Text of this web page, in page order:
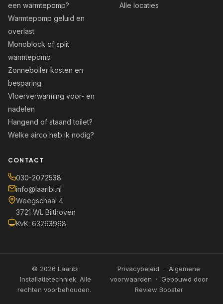
een warmtepomp?
Warmtepomp geluid en
overlast
Monoblock of split
warmtepomp
Zonneboiler kosten en
besparing
Vloerverwarming voor- en
nadelen
Hangend of staand toilet?
Welke airco heb ik nodig?
Alle locaties
CONTACT
030-2072538
info@laaribi.nl
Weegschaal 4
3721 WL Bilthoven
KvK: 63263998
© 2026 Laaribi
Installatietechniek. Alle
rechten voorbehouden.
Privacybeleid · Algemene
voorwaarden · Gebouwd door
Review Booster